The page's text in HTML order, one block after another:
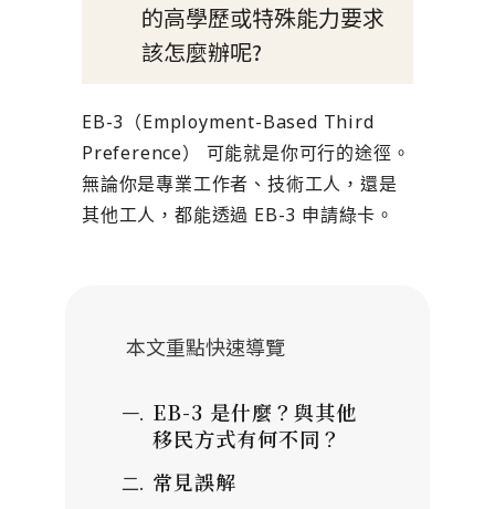
的高學歷或特殊能力要求
該怎麼辦呢?
EB-3（Employment-Based Third
Preference） 可能就是你可行的途徑。
無論你是專業工作者、技術工人，還是
其他工人，都能透過 EB-3 申請綠卡。
本文重點快速導覽
EB-3 是什麼？與其他
移民方式有何不同？
常見誤解